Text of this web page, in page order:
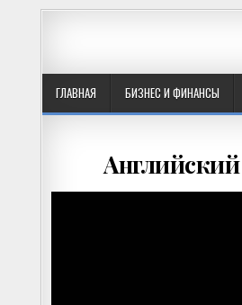
ГЛАВНАЯ БИЗНЕС И ФИНАНСЫ